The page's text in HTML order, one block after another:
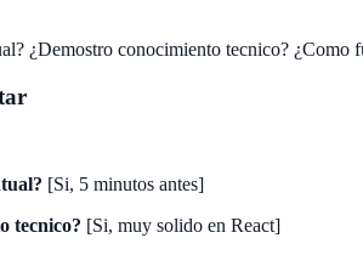
¿Demostro conocimiento tecnico? ¿Como
[Si, 5 minutos antes]
tecnico? [Si, muy solido en React]